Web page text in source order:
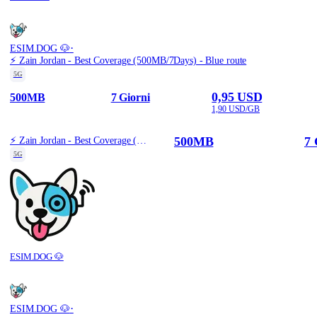
ESIM.DOG 🐶·
⚡️ Zain Jordan - Best Coverage (500MB/7Days) - Blue route
5G
500MB 7 Giorni 0,95 USD
1,90 USD/GB
5G
ESIM.DOG 🐶
500MB 7
ESIM.DOG 🐶·